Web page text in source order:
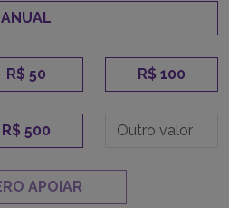
ANUAL
R$ 50 R$ 100
R$ 500
APOIAR